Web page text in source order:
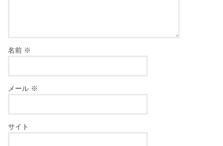
名前 ※
メール ※
サイト